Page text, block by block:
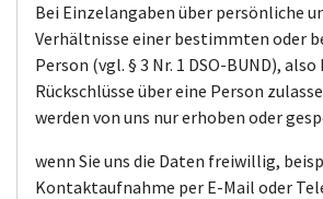
Bei Einzelangaben über persönliche
Verhältnisse einer bestimmten oder
Person (vgl. § 3 Nr. 1 DSO-BUND), also
Rückschlüsse über eine Person
werden von uns nur erhoben oder
wenn Sie uns die Daten freiwillig,
Kontaktaufnahme per E-Mail oder